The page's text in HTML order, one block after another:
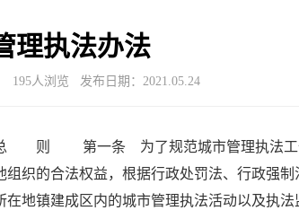
理执法办法
195人浏览 发布日期：2021.05.24
则 第一条 为了规范城市管理执法工作，
组织的合法权益，根据行政处罚法、行政
在地镇建成区内的城市管理执法活动以及